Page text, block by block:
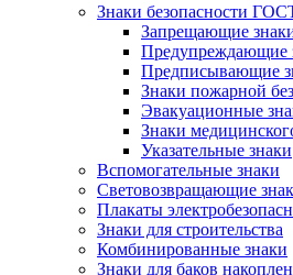
Знаки безопасности
Запрещающие
Предупреждающие
Предписывающие
Знаки пожарной
Эвакуационные
Знаки
Указательные знаки
Вспомогательные знаки
Световозвращающие
Плакаты
Знаки для строительства
Комбинированные знаки
Знаки для баков